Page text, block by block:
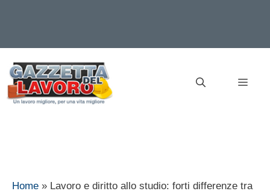
contenuto
Home » Lavoro e diritto allo studio: forti differenze tra